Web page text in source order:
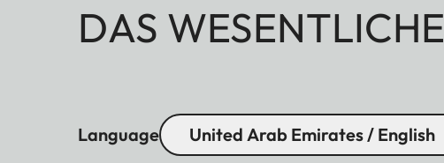
DAS WESENTLICHE
Language United Arab Emirates / English